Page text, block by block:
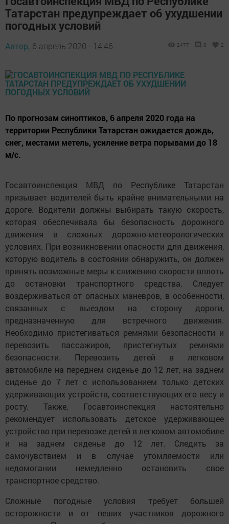
Татарстан предупреждает об ухудшении
погодных условий
Автор, 6 апрель 2020 - 14:46 2477 0 2
По прогнозам синоптиков, 6 апреля 2020 года на
территории Республики Татарстан ожидается дождь,
снег, местами метель, усиление ветра порывами до 18
м/с.
Госавтоинспекция МВД по Республике Татарстан
призывает водителей быть крайне внимательными на
дороге. Водители должны выбирать такую скорость,
которая обеспечивала бы безопасность дорожного
движения в сложных дорожно-метеорологических
условиях. При возникновении опасности для движения,
которую водитель в состоянии обнаружить, он должен
принять возможные меры к снижению скорости вплоть
до остановки транспортного средства. Следует
воздерживаться от опасных маневров, в особенности,
связанных с выездом на сторону дороги,
предназначенную для встречного движения.
Необходимо пристегиваться ремнями безопасности и
перевозить пассажиров, пристегнутых ремнями
безопасности. Перевозить детей в легковом
автомобиле на переднем сиденье до 12 лет, на заднем
сиденье до 7 лет с использованием только детских
удерживающих устройств, соответствующих его весу и
росту. Также, Госавтоинспекция настоятельно
рекомендует использовать детское удерживающее
устройство при перевозке детей в легковом автомобиле
и на заднем сиденье до 12 лет. Следить за
самочувствием и в случае утомляемости или
недомогании немедленно остановить свое
транспортное средство.
Сложные погодные условия требует большей
осторожности и от пеших участников дорожного